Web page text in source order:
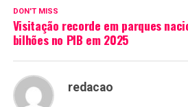
DON'T MISS
Visitação recorde em parques
bilhões no PIB em 2025
redacao